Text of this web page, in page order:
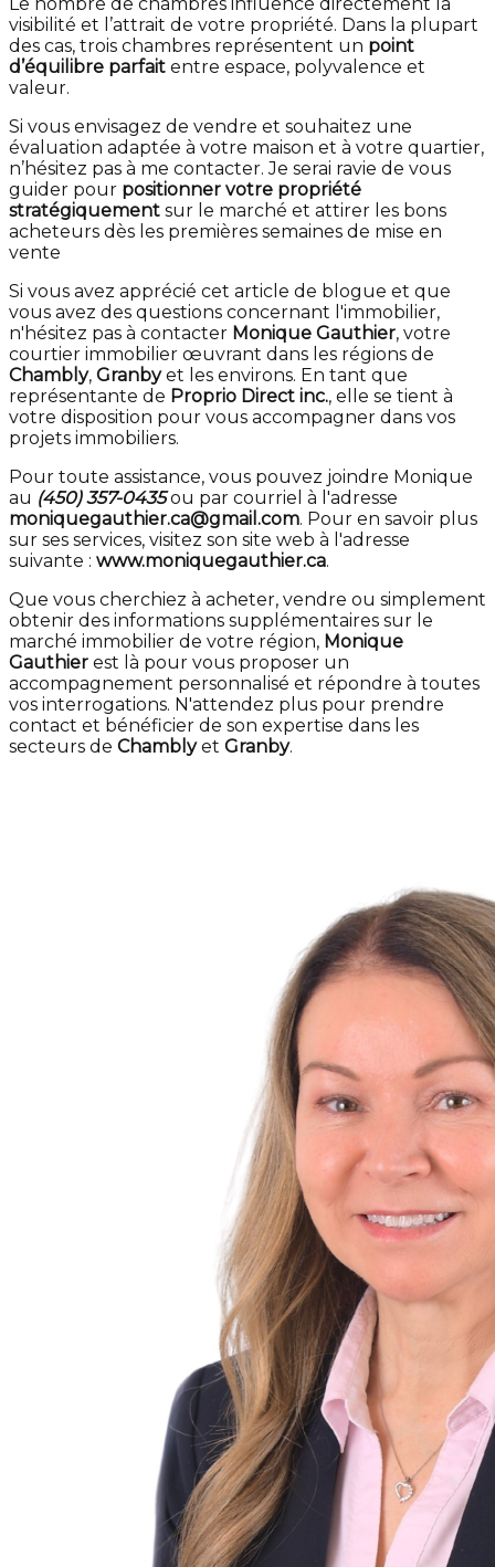
visibilité et l’attrait de votre propriété. Dans la plupart
des cas, trois chambres représentent un point
d’équilibre parfait entre espace, polyvalence et
valeur.
Si vous envisagez de vendre et souhaitez une
évaluation adaptée à votre maison et à votre quartier,
n’hésitez pas à me contacter. Je serai ravie de vous
guider pour positionner votre propriété
stratégiquement sur le marché et attirer les bons
acheteurs dès les premières semaines de mise en
vente
Si vous avez apprécié cet article de blogue et que
vous avez des questions concernant l'immobilier,
n'hésitez pas à contacter Monique Gauthier, votre
courtier immobilier œuvrant dans les régions de
Chambly, Granbyet les environs. En tant que
représentante de Proprio Direct inc., elle se tient à
votre disposition pour vous accompagner dans vos
projets immobiliers.
Pour toute assistance, vous pouvez joindre Monique
au (450) 357-0435ou par courriel à l'adresse
moniquegauthier.ca@gmail.com. Pour en savoir plus
sur ses services, visitez son site web à l'adresse
suivante : www.moniquegauthier.ca.
Que vous cherchiez à acheter, vendre ou simplement
obtenir des informations supplémentaires sur le
marché immobilier de votre région, Monique
Gauthier est là pour vous proposer un
accompagnement personnalisé et répondre à toutes
vos interrogations. N'attendez plus pour prendre
contact et bénéficier de son expertise dans les
secteurs de Chamblyet Granby.